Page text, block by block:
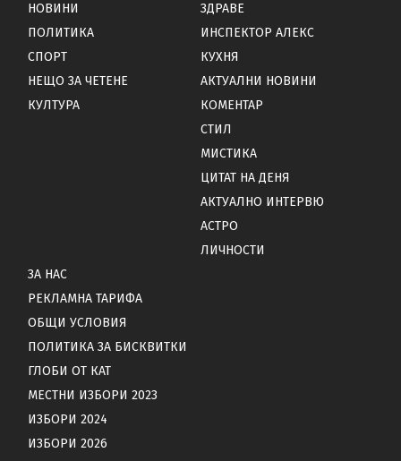
НОВИНИ
ПОЛИТИКА
СПОРТ
НЕЩО ЗА ЧЕТЕНЕ
КУЛТУРА
ЗДРАВЕ
ИНСПЕКТОР АЛЕКС
КУХНЯ
АКТУАЛНИ НОВИНИ
КОМЕНТАР
СТИЛ
МИСТИКА
ЦИТАТ НА ДЕНЯ
АКТУАЛНО ИНТЕРВЮ
АСТРО
ЛИЧНОСТИ
ЗА НАС
РЕКЛАМНА ТАРИФА
ОБЩИ УСЛОВИЯ
ПОЛИТИКА ЗА БИСКВИТКИ
ГЛОБИ ОТ КАТ
МЕСТНИ ИЗБОРИ 2023
ИЗБОРИ 2024
ИЗБОРИ 2026